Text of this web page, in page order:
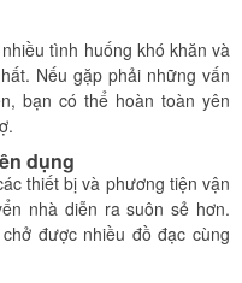
tình huống khó khăn và
Nếu gặp phải những vấn
bạn có thể hoàn toàn yên
dụng
thiết bị và phương tiện vận
nhà diễn ra suôn sẻ hơn.
được nhiều đồ đạc cùng